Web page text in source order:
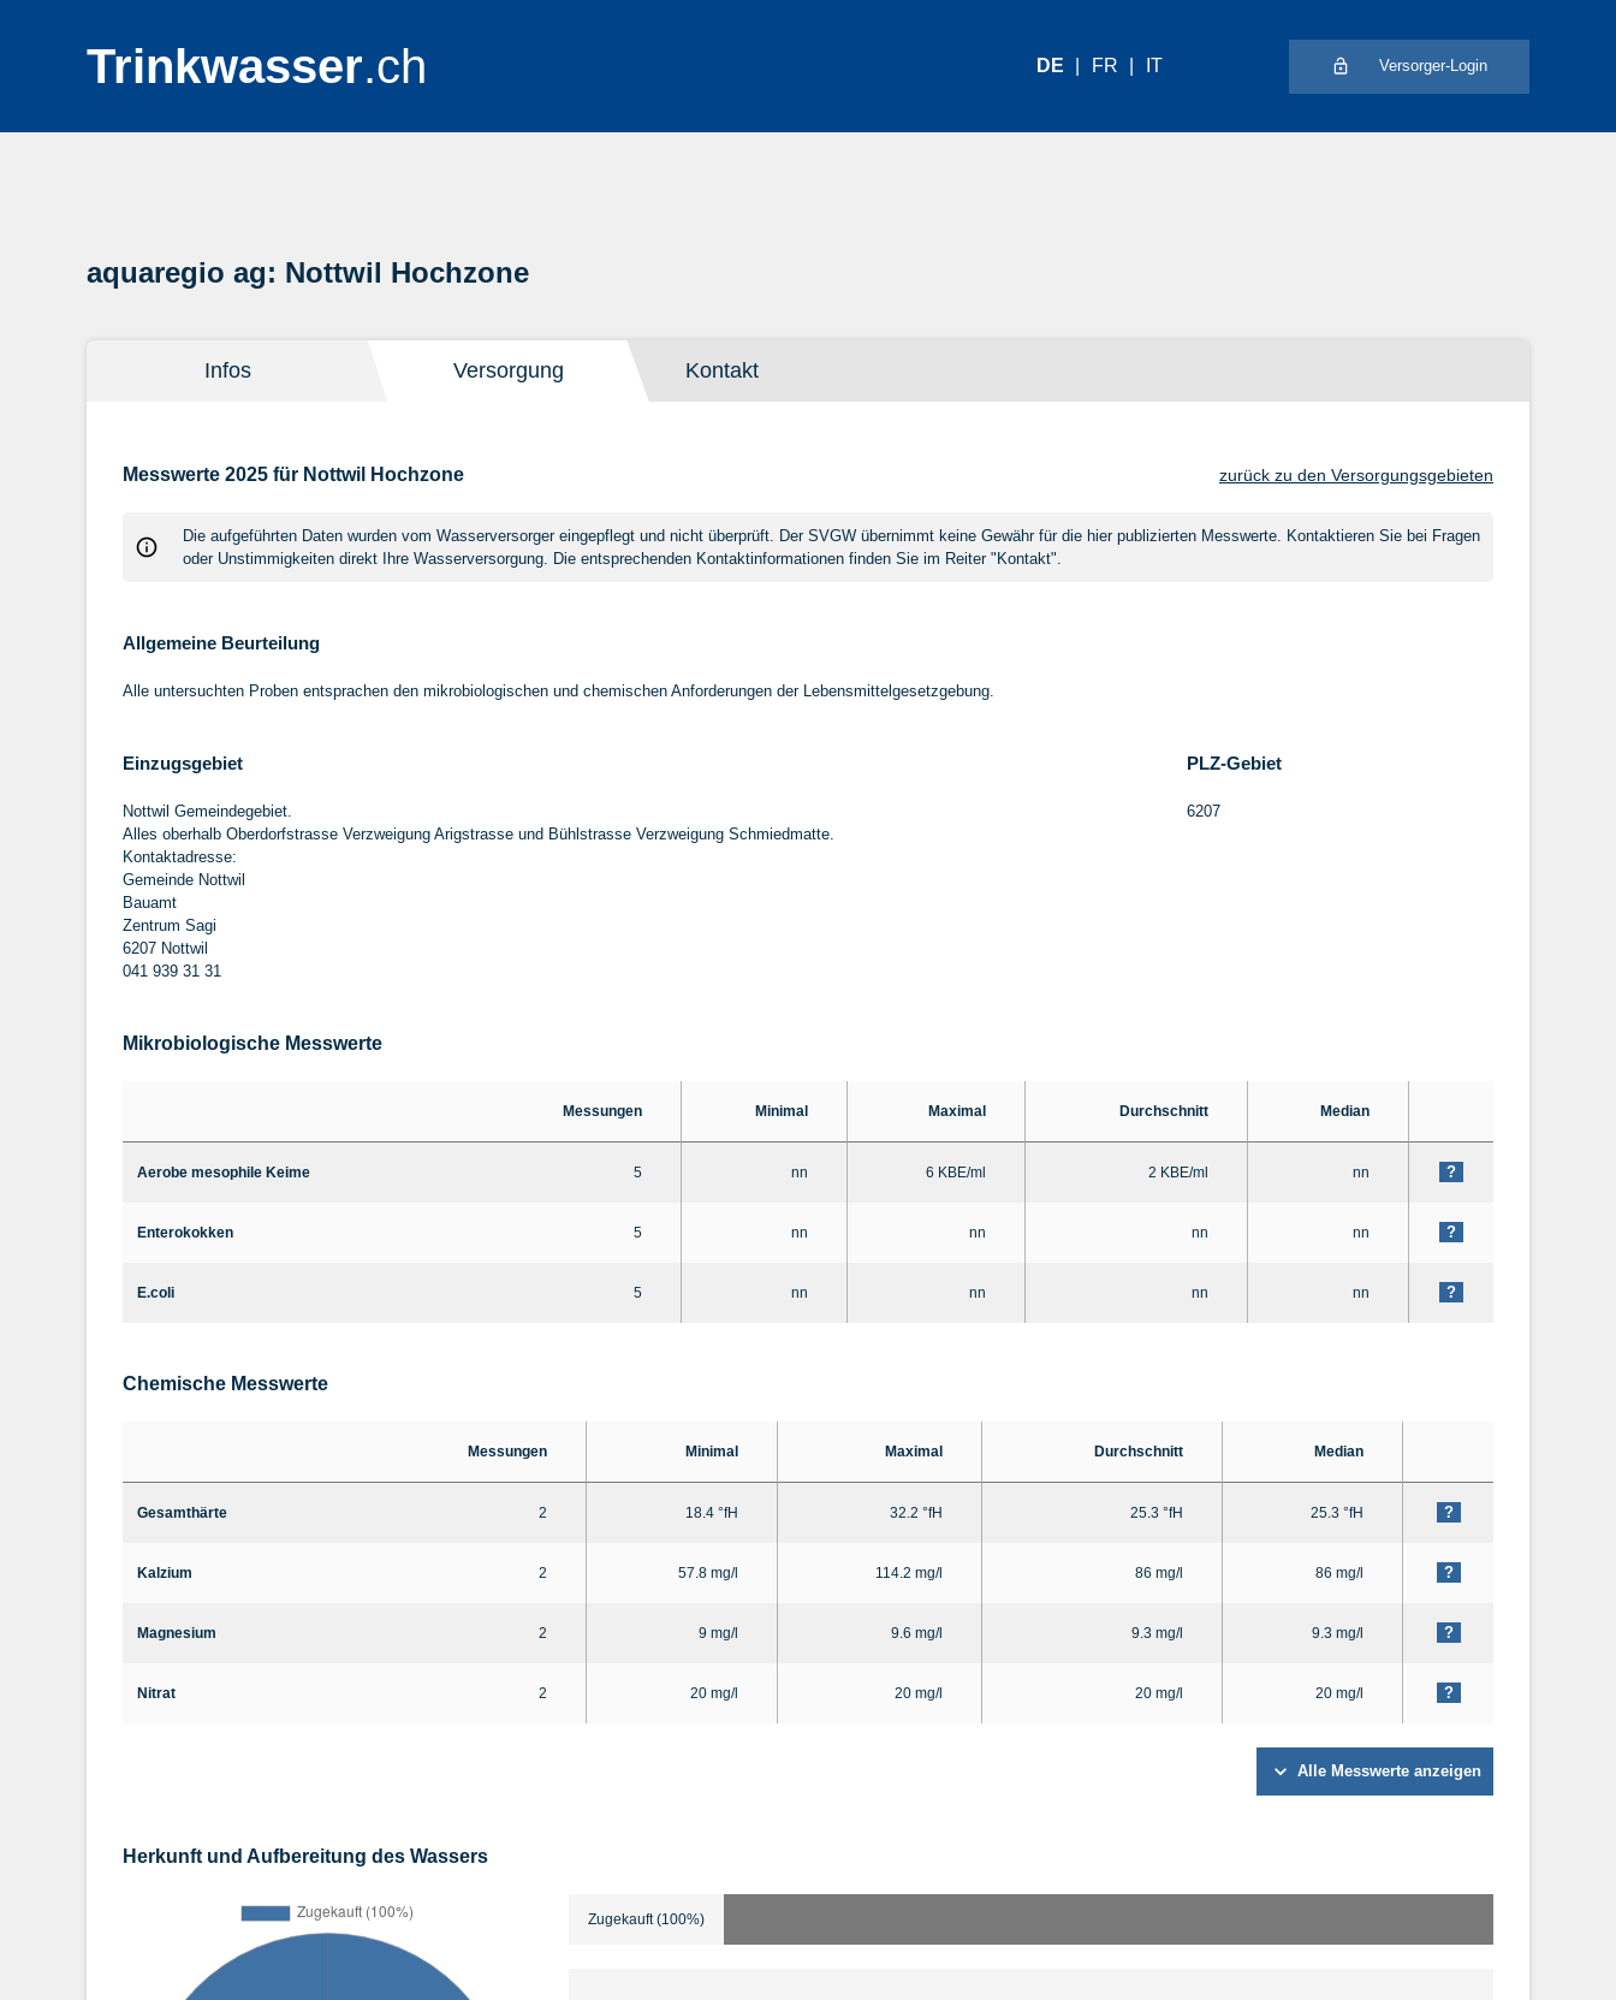
Trinkwasser.ch DE FR IT Versorger-Login
aquaregio ag: Nottwil Hochzone
Infos Versorgung Kontakt
Messwerte 2025 für Nottwil Hochzone zurück zu den Versorgungsgebieten
Die aufgeführten Daten wurden vom Wasserversorger eingepflegt und nicht überprüft. Der SVGW übernimmt keine Gewähr für die hier publizierten Messwerte. Kontaktieren Sie bei Fragen
oder Unstimmigkeiten direkt Ihre Wasserversorgung. Die entsprechenden Kontaktinformationen finden Sie im Reiter "Kontakt".
Allgemeine Beurteilung
Alle untersuchten Proben entsprachen den mikrobiologischen und chemischen Anforderungen der Lebensmittelgesetzgebung.
Einzugsgebiet
Nottwil Gemeindegebiet.
Alles oberhalb Oberdorfstrasse Verzweigung Arigstrasse und Bühlstrasse Verzweigung Schmiedmatte.
Kontaktadresse:
Gemeinde Nottwil
Bauamt
Zentrum Sagi
6207 Nottwil
041 939 31 31
PLZ-Gebiet
6207
Mikrobiologische Messwerte
Messungen Minimal Maximal Durchschnitt Median
Aerobe mesophile Keime 5 nn 6 KBE/ml 2 KBE/ml nn ?
Enterokokken 5 nn nn nn nn ?
E.coli 5 nn nn nn nn ?
Chemische Messwerte
Messungen Minimal Maximal Durchschnitt Median
Gesamthärte 2 18.4 °fH 32.2 °fH 25.3 °fH 25.3 °fH ?
Kalzium 2 57.8 mg/l 114.2 mg/l 86 mg/l 86 mg/l ?
Magnesium 2 9 mg/l 9.6 mg/l 9.3 mg/l 9.3 mg/l ?
Nitrat 2 20 mg/l 20 mg/l 20 mg/l 20 mg/l ?
Alle Messwerte anzeigen
Herkunft und Aufbereitung des Wassers
Zugekauft (100%)